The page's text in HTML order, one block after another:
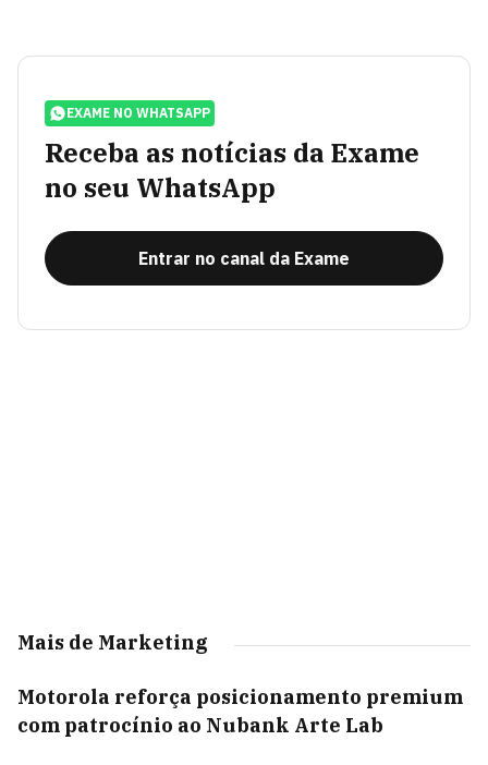
EXAME NO WHATSAPP
Receba as notícias da Exame
no seu WhatsApp
Entrar no canal da Exame
Mais de Marketing
Motorola reforça posicionamento premium
com patrocínio ao Nubank Arte Lab